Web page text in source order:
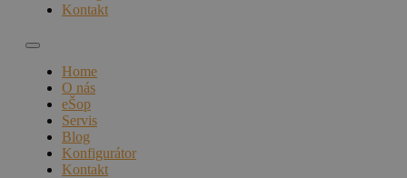
Kontakt
Home
O nás
eŠop
Servis
Blog
Konfigurátor
Kontakt